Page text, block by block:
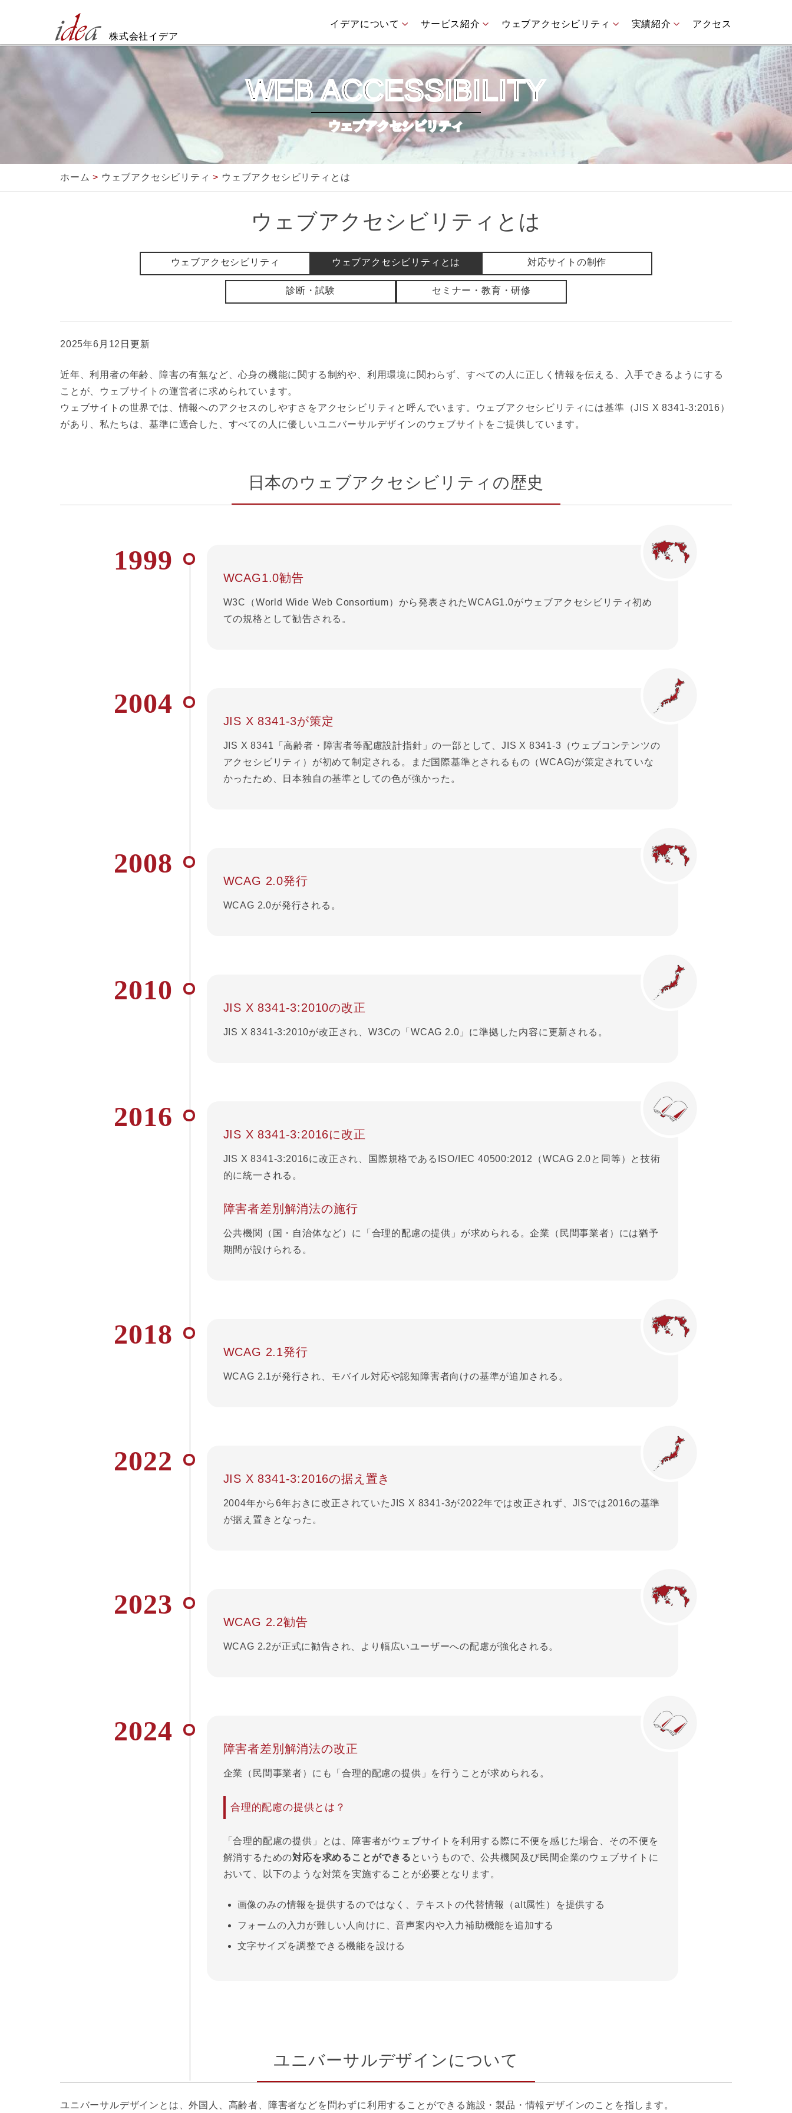
株式会社イデア
イデアについて サービス紹介 ウェブアクセシビリティ 実績紹介 アクセス
WEB ACCESSIBILITY
ウェブアクセシビリティ
ホーム > ウェブアクセシビリティ > ウェブアクセシビリティとは
ウェブアクセシビリティとは
ウェブアクセシビリティ ウェブアクセシビリティとは 対応サイトの制作
診断・試験 セミナー・教育・研修
2025年6月12日更新
近年、利用者の年齢、障害の有無など、心身の機能に関する制約や、利用環境に関わらず、すべての人に正しく情報を伝える、入手できるようにする
ことが、ウェブサイトの運営者に求められています。
ウェブサイトの世界では、情報へのアクセスのしやすさをアクセシビリティと呼んでいます。ウェブアクセシビリティには基準（JIS X 8341-3:2016）
があり、私たちは、基準に適合した、すべての人に優しいユニバーサルデザインのウェブサイトをご提供しています。
日本のウェブアクセシビリティの歴史
1999
WCAG1.0勧告
W3C（World Wide Web Consortium）から発表されたWCAG1.0がウェブアクセシビリティ初め
ての規格として勧告される。
2004
JIS X 8341-3が策定
JIS X 8341「高齢者・障害者等配慮設計指針」の一部として、JIS X 8341-3（ウェブコンテンツの
アクセシビリティ）が初めて制定される。まだ国際基準とされるもの（WCAG)が策定されていな
かったため、日本独自の基準としての色が強かった。
2008
WCAG 2.0発行
WCAG 2.0が発行される。
2010
JIS X 8341-3:2010の改正
JIS X 8341-3:2010が改正され、W3Cの「WCAG 2.0」に準拠した内容に更新される。
2016
JIS X 8341-3:2016に改正
JIS X 8341-3:2016に改正され、国際規格であるISO/IEC 40500:2012（WCAG 2.0と同等）と技術
的に統一される。
障害者差別解消法の施行
公共機関（国・自治体など）に「合理的配慮の提供」が求められる。企業（民間事業者）には猶予
期間が設けられる。
2018
WCAG 2.1発行
WCAG 2.1が発行され、モバイル対応や認知障害者向けの基準が追加される。
2022
JIS X 8341-3:2016の据え置き
2004年から6年おきに改正されていたJIS X 8341-3が2022年では改正されず、JISでは2016の基準
が据え置きとなった。
2023
WCAG 2.2勧告
WCAG 2.2が正式に勧告され、より幅広いユーザーへの配慮が強化される。
2024
障害者差別解消法の改正
企業（民間事業者）にも「合理的配慮の提供」を行うことが求められる。
合理的配慮の提供とは？
「合理的配慮の提供」とは、障害者がウェブサイトを利用する際に不便を感じた場合、その不便を
解消するための対応を求めることができる というもので、公共機関及び民間企業のウェブサイトに
おいて、以下のような対策を実施することが必要となります。
画像のみの情報を提供するのではなく、テキストの代替情報（alt属性）を提供する
フォームの入力が難しい人向けに、音声案内や入力補助機能を追加する
文字サイズを調整できる機能を設ける
ユニバーサルデザインについて
ユニバーサルデザインとは、外国人、高齢者、障害者などを問わずに利用することができる施設・製品・情報デザインのことを指します。